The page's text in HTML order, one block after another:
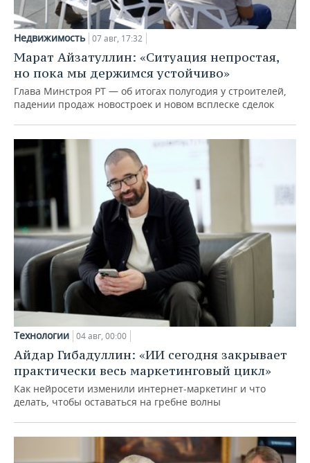
Недвижимость 07 авг, 17:32
Марат Айзатуллин: «Ситуация непростая,
но пока мы держимся устойчиво»
Глава Минстроя РТ — об итогах полугодия у строителей,
падении продаж новостроек и новом всплеске сделок
Технологии 04 авг, 00:00
Айдар Гибадуллин: «ИИ сегодня закрывает
практически весь маркетинговый цикл»
Как нейросети изменили интернет-маркетинг и что
делать, чтобы оставаться на гребне волны